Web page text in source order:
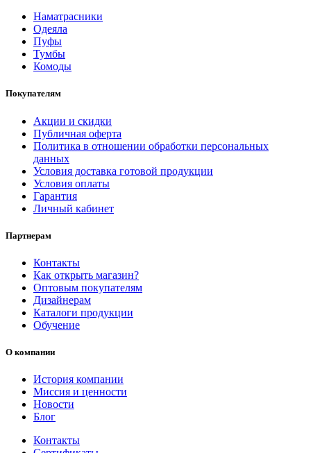
Наматрасники
Одеяла
Пуфы
Тумбы
Комоды
Покупателям
Акции и скидки
Публичная оферта
Политика в отношении обработки персональных
данных
Условия доставка готовой продукции
Условия оплаты
Гарантия
Личный кабинет
Партнерам
Контакты
Как открыть магазин?
Оптовым покупателям
Дизайнерам
Каталоги продукции
Обучение
О компании
История компании
Миссия и ценности
Новости
Блог
Контакты